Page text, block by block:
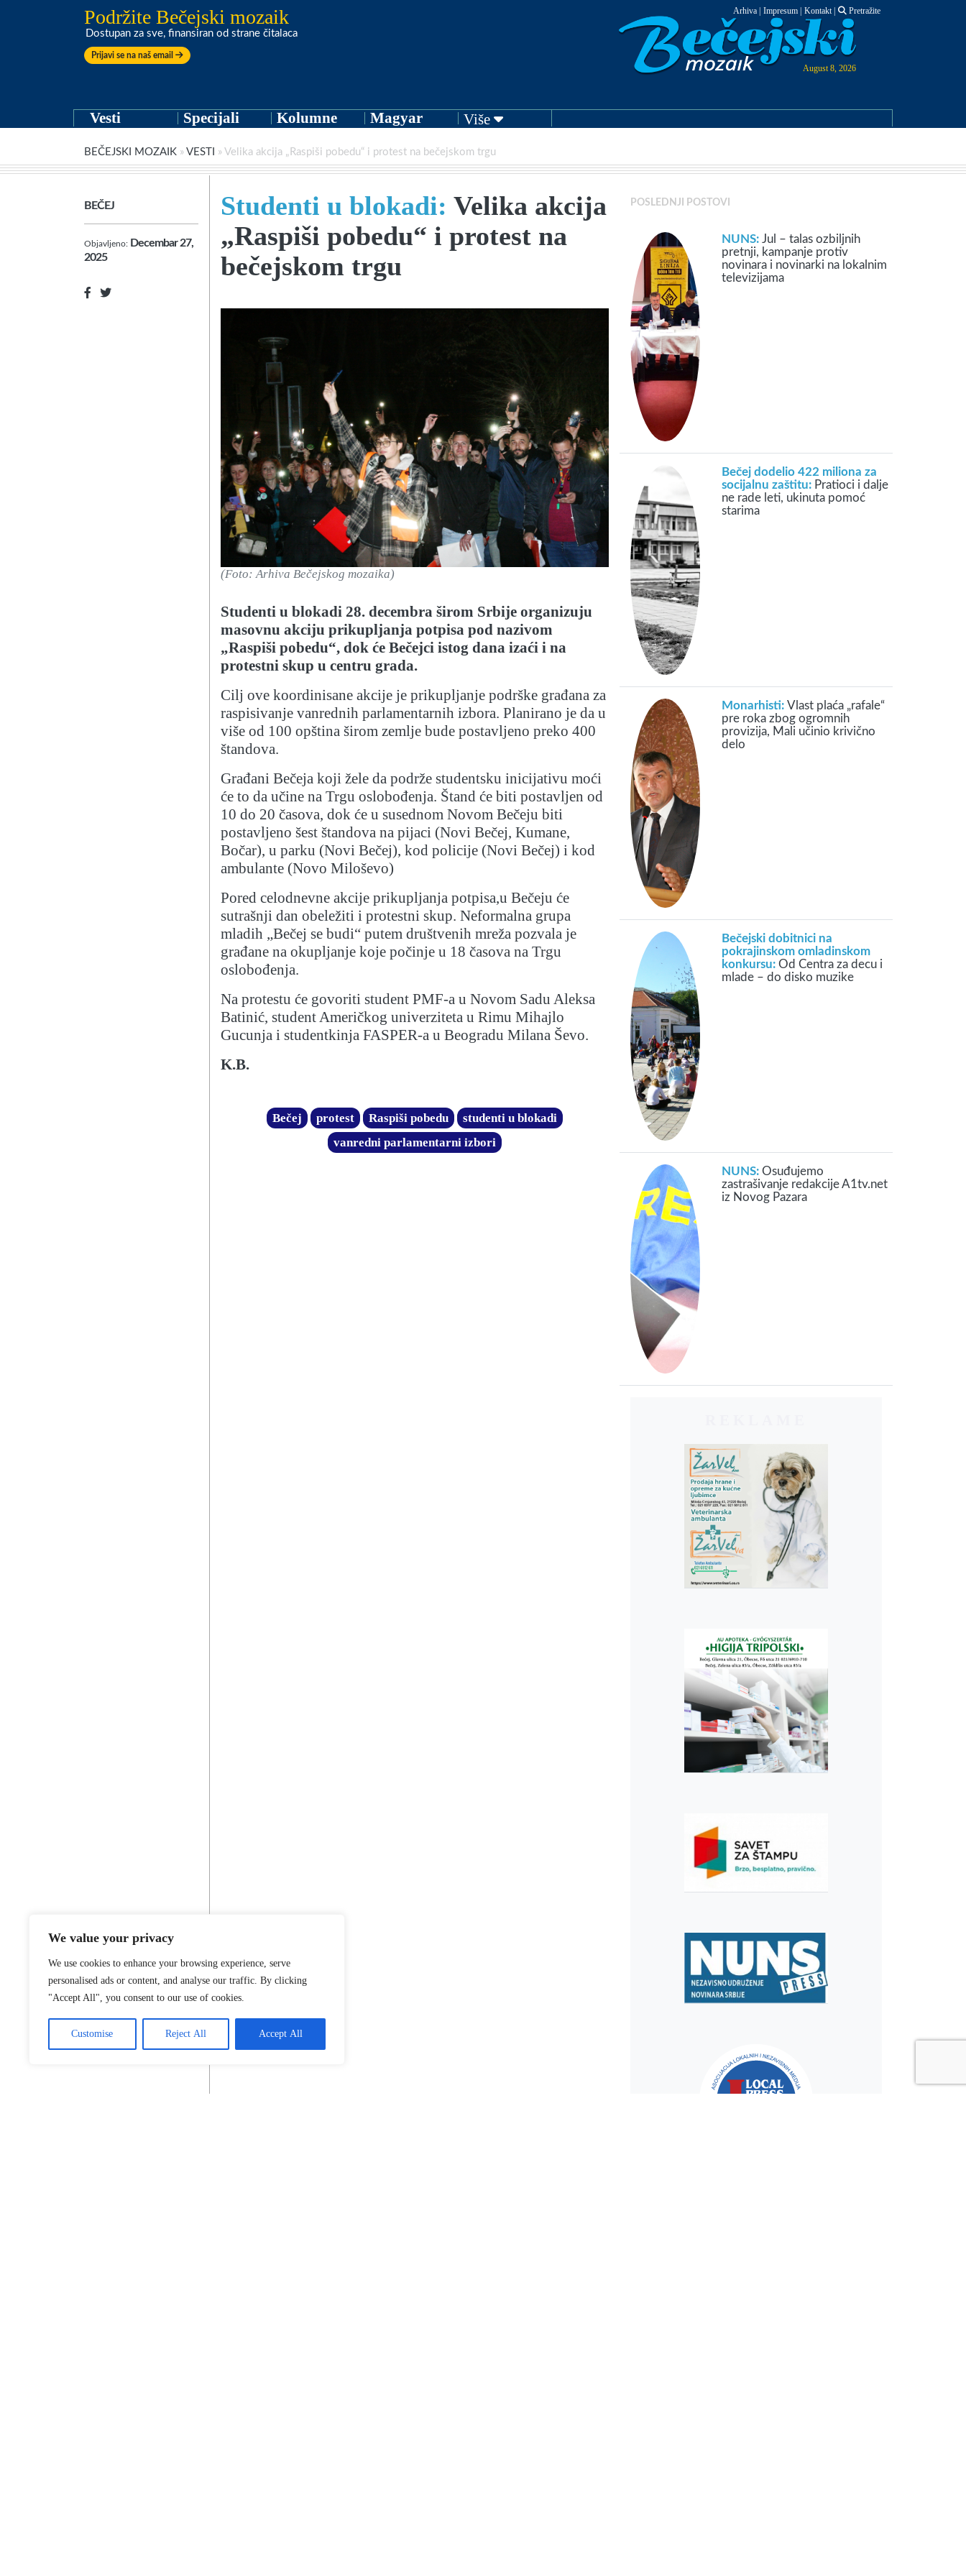
We value your privacy
We use cookies to enhance your browsing experience, serve
personalised ads or content, and analyse our traffic. By clicking
"Accept All", you consent to our use of cookies.
Customise Reject All Accept All
Podržite Bečejski mozaik
Dostupan za sve, finansiran od strane čitalaca
Prijavi se na naš email
Arhiva Impresum Kontakt| Pretražite
August 8, 2026
Vesti Specijali Kolumne Magyar Više
BEČEJSKI MOZAIK » VESTI » Velika akcija „Raspiši pobedu“ i protest na bečejskom trgu
BEČEJ
Objavljeno: Decembar 27,
2025
Studenti u blokadi: Velika akcija
„Raspiši pobedu“ i protest na
bečejskom trgu
(Foto: Arhiva Bečejskog mozaika)
Studenti u blokadi 28. decembra širom Srbije organizuju
masovnu akciju prikupljanja potpisa pod nazivom
„Raspiši pobedu“, dok će Bečejci istog dana izaći i na
protestni skup u centru grada.
Cilj ove koordinisane akcije je prikupljanje podrške građana za
raspisivanje vanrednih parlamentarnih izbora. Planirano je da u
više od 100 opština širom zemlje bude postavljeno preko 400
štandova.
Građani Bečeja koji žele da podrže studentsku inicijativu moći
će to da učine na Trgu oslobođenja. Štand će biti postavljen od
10 do 20 časova, dok će u susednom Novom Bečeju biti
postavljeno šest štandova na pijaci (Novi Bečej, Kumane,
Bočar), u parku (Novi Bečej), kod policije (Novi Bečej) i kod
ambulante (Novo Miloševo)
Pored celodnevne akcije prikupljanja potpisa,u Bečeju će
sutrašnji dan obeležiti i protestni skup. Neformalna grupa
mladih „Bečej se budi“ putem društvenih mreža pozvala je
građane na okupljanje koje počinje u 18 časova na Trgu
oslobođenja.
Na protestu će govoriti student PMF-a u Novom Sadu Aleksa
Batinić, student Američkog univerziteta u Rimu Mihajlo
Gucunja i studentkinja FASPER-a u Beogradu Milana Ševo.
K.B.
Bečej protest Raspiši pobedu
studenti u blokadi
vanredni parlamentarni izbori
POSLEDNJI POSTOVI
NUNS: Jul – talas ozbiljnih
pretnji, kampanje protiv
novinara i novinarki na lokalnim
televizijama
Bečej dodelio 422 miliona za
socijalnu zaštitu: Pratioci i dalje
ne rade leti, ukinuta pomoć
starima
Monarhisti: Vlast plaća „rafale“
pre roka zbog ogromnih
provizija, Mali učinio krivično
delo
Bečejski dobitnici na
pokrajinskom omladinskom
konkursu: Od Centra za decu i
mlade – do disko muzike
NUNS: Osuđujemo
zastrašivanje redakcije A1tv.net
iz Novog Pazara